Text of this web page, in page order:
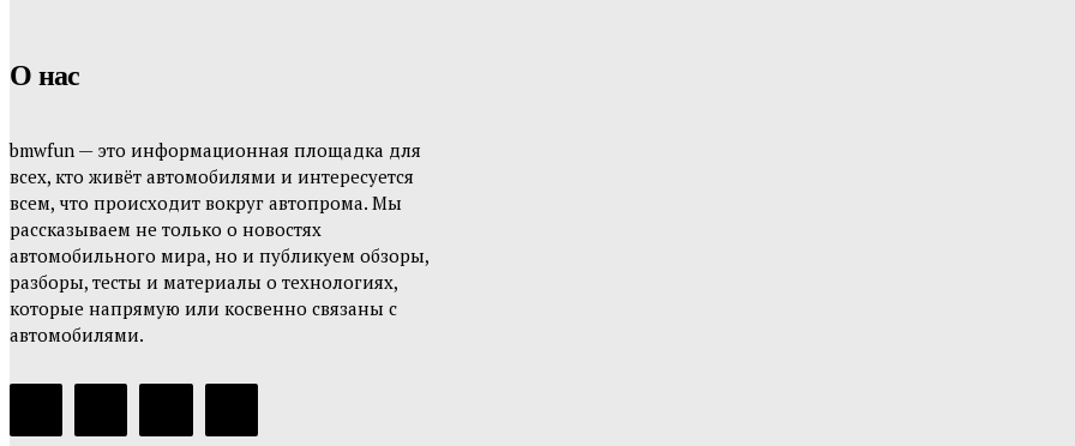
О нас
bmwfun — это информационная площадка для
всех, кто живёт автомобилями и интересуется
всем, что происходит вокруг автопрома. Мы
рассказываем не только о новостях
автомобильного мира, но и публикуем обзоры,
разборы, тесты и материалы о технологиях,
которые напрямую или косвенно связаны с
автомобилями.